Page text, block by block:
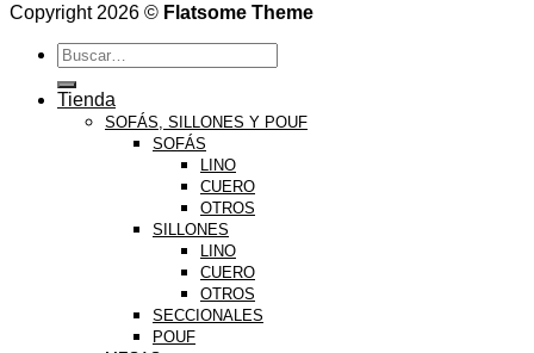
Copyright 2026 © Flatsome Theme
Buscar
por:
Tienda
SOFÁS, SILLONES Y POUF
SOFÁS
LINO
CUERO
OTROS
SILLONES
LINO
CUERO
OTROS
SECCIONALES
POUF